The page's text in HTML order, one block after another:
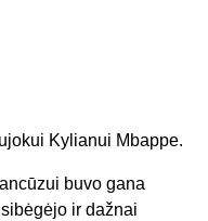
Kylianui Mbappe.
buvo gana
ir dažnai